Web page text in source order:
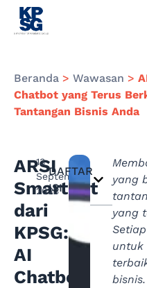
Beranda > Wawasan >
Chatbot yang Terus
Tantangan Bisnis Anda
ARSI
Smartbot
dari
KPSG:
AI
Chatbot
13
September
2023
DAFTAR
ISI
yang
yang
untuk